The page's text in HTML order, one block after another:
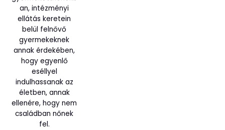
an, intézményi
ellátás keretein
belül felnővő
gyermekeknek
annak érdekében,
hogy egyenlő
eséllyel
indulhassanak az
életben, annak
ellenére, hogy nem
családban nőnek
fel.